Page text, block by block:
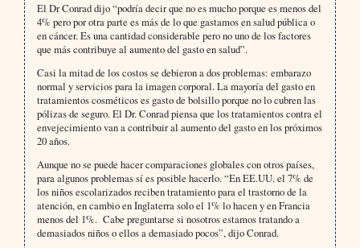
El Dr Conrad dijo “podría decir que no es mucho porque es menos del
4% pero por otra parte es más de lo que gastamos en salud pública o
en cáncer. Es una cantidad considerable pero no uno de los factores
que más contribuye al aumento del gasto en salud”.
Casi la mitad de los costos se debieron a dos problemas: embarazo
normal y servicios para la imagen corporal. La mayoría del gasto en
tratamientos cosméticos es gasto de bolsillo porque no lo cubren las
pólizas de seguro. El Dr. Conrad piensa que los tratamientos contra el
envejecimiento van a contribuir al aumento del gasto en los próximos
20 años.
Aunque no se puede hacer comparaciones globales con otros países,
para algunos problemas sí es posible hacerlo. “En EE.UU. el 7% de
los niños escolarizados reciben tratamiento para el trastorno de la
atención, en cambio en Inglaterra solo el 1% lo hacen y en Francia
menos del 1%. Cabe preguntarse si nosotros estamos tratando a
demasiados niños o ellos a demasiado pocos”, dijo Conrad.